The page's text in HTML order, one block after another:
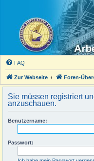
FAQ
Zur Webseite Foren-
Sie müssen registriert
anzuschauen.
Benutzername:
Passwort: